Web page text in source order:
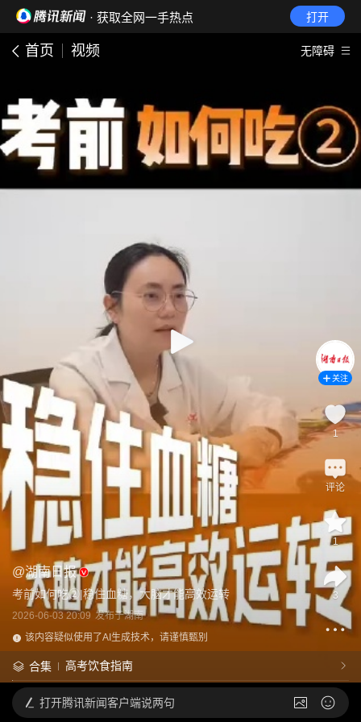
· 获取全网一手热点 打开
首页 视频 无障碍
@湖南日报
考前如何吃②|稳住血糖，大脑才能高效运转
2026-06-03 20:09 发布于湖南
该内容疑似使用了AI生成技术，请谨慎甄别
合集 高考饮食指南
关注
1
评论
1
3
打开腾讯新闻客户端说两句